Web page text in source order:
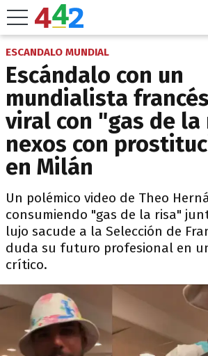
ESCANDALO MUNDIAL
Escándalo con un
mundialista
viral con "gas de la
nexos con
en Milán
Un polémico video de Theo
consumiendo "gas de la risa"
lujo sacude a la Selección de
duda su futuro profesional en
crítico.